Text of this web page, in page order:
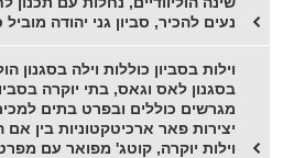
נעים להכיר, סביון גני יהודה
וילות בסביון כוללות וילה בסגנון
בסגנון לאס וגאס, בתי יוקרה
מגרשים כוללים ובפרט בתים
יצירות פאר ארכיטקטוניות בין
וילות יוקרה, קוטג' מפואר עם מפרט 5 כוכבים, אחוזה